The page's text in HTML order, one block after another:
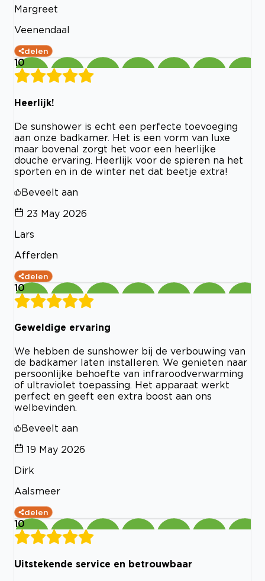
Margreet
Veenendaal
delen
10
Heerlijk!
De sunshower is echt een perfecte toevoeging
aan onze badkamer. Het is een vorm van luxe
maar bovenal zorgt het voor een heerlijke
douche ervaring. Heerlijk voor de spieren na het
sporten en in de winter net dat beetje extra!
Beveelt aan
23 May 2026
Lars
Afferden
delen
10
Geweldige ervaring
We hebben de sunshower bij de verbouwing van
de badkamer laten installeren. We genieten naar
persoonlijke behoefte van infraroodverwarming
of ultraviolet toepassing. Het apparaat werkt
perfect en geeft een extra boost aan ons
welbevinden.
Beveelt aan
19 May 2026
Dirk
Aalsmeer
delen
10
Uitstekende service en betrouwbaar